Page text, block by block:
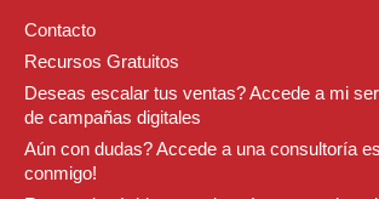
Contacto
Recursos Gratuitos
Deseas escalar tus ventas? Accede a mi
de campañas digitales
Aún con dudas? Accede a una consultoría
conmigo!